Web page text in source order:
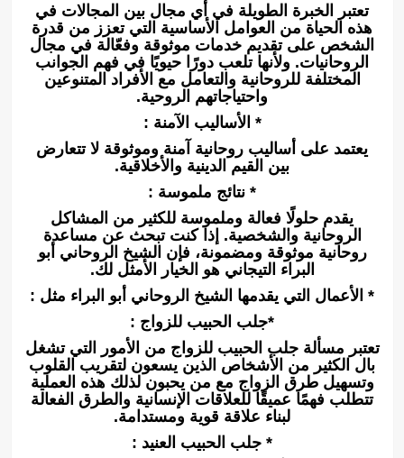
تعتبر الخبرة الطويلة في أي مجال بين المجالات في
هذه الحياة من العوامل الأساسية التي تعزز من قدرة
الشخص على تقديم خدمات موثوقة وفعّالة في مجال
الروحانيات. ولأنها تلعب دورًا حيويًا في فهم الجوانب
المختلفة للروحانية والتعامل مع الأفراد المتنوعين
واحتياجاتهم الروحية.
* الأساليب الآمنة :
يعتمد على أساليب روحانية آمنة وموثوقة لا تتعارض
بين القيم الدينية والأخلاقية.
* نتائج ملموسة :
يقدم حلولًا فعالة وملموسة للكثير من المشاكل
الروحانية والشخصية. إذا كنت تبحث عن مساعدة
روحانية موثوقة ومضمونة، فإن الشيخ الروحاني أبو
البراء التيجاني هو الخيار الأمثل لك.
* الأعمال التي يقدمها الشيخ الروحاني أبو البراء مثل :
*جلب الحبيب للزواج :
تعتبر مسألة جلب الحبيب للزواج من الأمور التي تشغل
بال الكثير من الأشخاص الذين يسعون لتقريب القلوب
وتسهيل طرق الزواج مع من يحبون لذلك هذه العملية
تتطلب فهمًا عميقًا للعلاقات الإنسانية والطرق الفعالة
لبناء علاقة قوية ومستدامة.
* جلب الحبيب العنيد :